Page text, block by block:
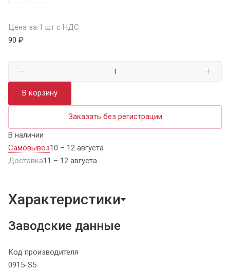
Цена за 1 шт с НДС
90 ₽
В корзину
Заказать без регистрации
В наличии
Самовывоз10 – 12 августа
Доставка11 – 12 августа
Характеристики
Заводские данные
Код производителя
0915-S5